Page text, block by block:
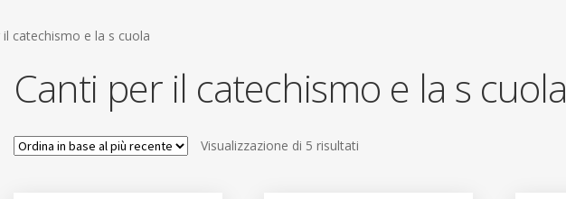
il catechismo e la s cuola
Canti per il catechismo e la s cuola
Visualizzazione di 5 risultatiOrdina